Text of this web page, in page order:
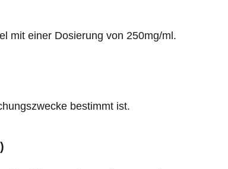
mit einer Dosierung von 250mg/ml.
bestimmt ist.